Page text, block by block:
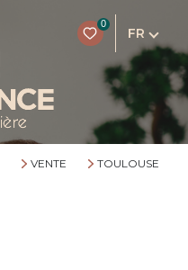
0
FR
VENTE
TOULOUSE